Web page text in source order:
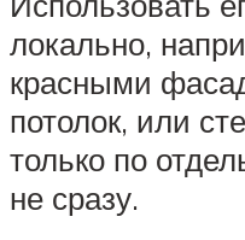
локально,
красными
потолок, или
только по
не сразу.